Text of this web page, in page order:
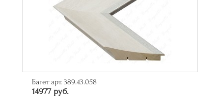
Багет арт. 389.43.058
14977 руб.